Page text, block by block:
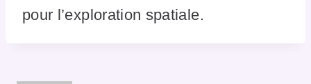
pour l’exploration spatiale.